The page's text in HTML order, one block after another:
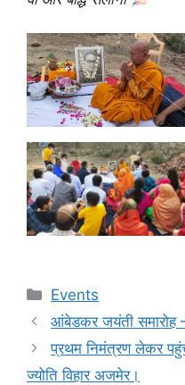
Categories
Events
आंबेडकर जयंती समारोह
प्रथम निमंत्रण लेकर
ज्योति विहार अजमेर।